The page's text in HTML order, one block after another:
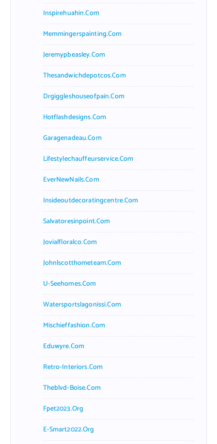
Inspirehuahin.com
Memmingerspainting.com
Jeremypbeasley.com
Thesandwichdepotcos.com
Drgiggleshouseofpain.com
Hotflashdesigns.com
Garagenadeau.com
Lifestylechauffeurservice.com
EverNewNails.com
Insideoutdecoratingcentre.com
Salvatoresinpoint.com
Jovialfloralco.com
Johnlscotthometeam.com
U-Seehomes.com
Watersportslagonissi.com
Mischieffashion.com
Eduwyre.com
Retro-Interiors.com
Theblvd-Boise.com
Fpet2023.org
E-Smart2022.org